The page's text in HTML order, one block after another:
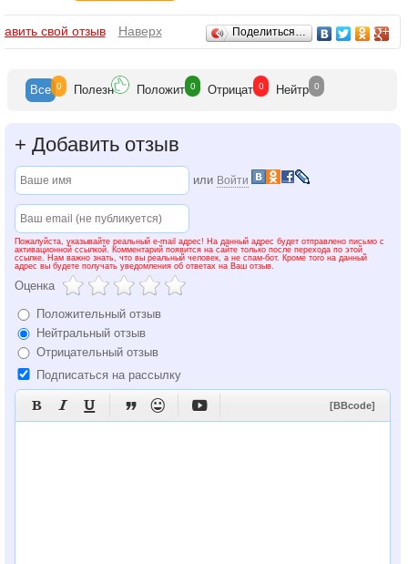
Отзывы
свой отзыв Наверх Поделиться…
Все 0 Полезн Положит 0 Отрицат 0 Нейтр 0
+ Добавить отзыв
или Войти
Пожалуйста, указывайте реальный e-mail адрес! На данный адрес будет отправлено письмо с
активационной ссылкой. Комментарий появится на сайте только после перехода по этой
ссылке. Нам важно знать, что вы реальный человек, а не спам-бот. Кроме того на данный
адрес вы будете получать уведомления об ответах на Ваш отзыв.
Оценка
Положительный отзыв
Нейтральный отзыв
Отрицательный отзыв
Подписаться на рассылку
      [BBcode]